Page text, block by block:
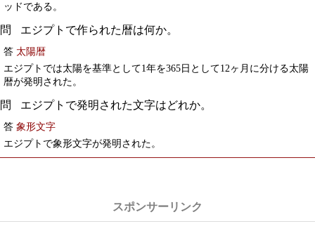
ッドである。
エジプトで作られた暦は何か。
答 太陽暦
エジプトでは太陽を基準として1年を365日として12ヶ月に分ける太陽
暦が発明された。
エジプトで発明された文字はどれか。
答 象形文字
エジプトで象形文字が発明された。